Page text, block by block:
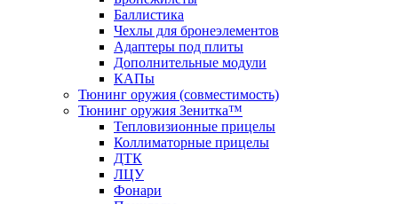
Баллистика
Чехлы для бронеэлементов
Адаптеры под плиты
Дополнительные модули
КАПы
Тюнинг оружия (совместимость)
Тюнинг оружия Зенитка™
Тепловизионные прицелы
Коллиматорные прицелы
ДТК
ЛЦУ
Фонари